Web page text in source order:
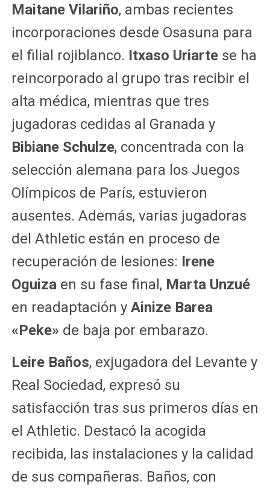
Maitane Vilariño, ambas recientes
incorporaciones desde Osasuna para
el filial rojiblanco. Itxaso Uriartese ha
reincorporado al grupo tras recibir el
alta médica, mientras que tres
jugadoras cedidas al Granada y
Bibiane Schulze, concentrada con la
selección alemana para los Juegos
Olímpicos de París, estuvieron
ausentes. Además, varias jugadoras
del Athletic están en proceso de
recuperación de lesiones: Irene
Oguizaen su fase final, Marta Unzué
en readaptación y Ainize Barea
«Peke» de baja por embarazo.
Leire Baños, exjugadora del Levante y
Real Sociedad, expresó su
satisfacción tras sus primeros días en
el Athletic. Destacó la acogida
recibida, las instalaciones y la calidad
de sus compañeras. Baños, con